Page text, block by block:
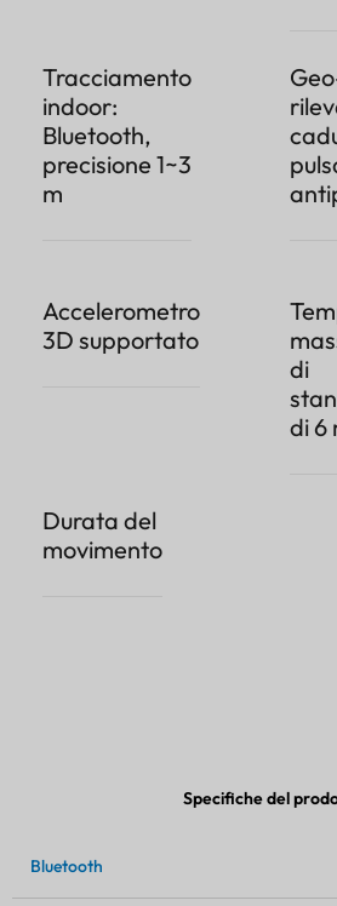
Tracciamento
indoor:
Bluetooth,
precisione 1~3
m
Accelerometro
3D supportato
di
di 6
Durata del
movimento
Specifiche del
Bluetooth